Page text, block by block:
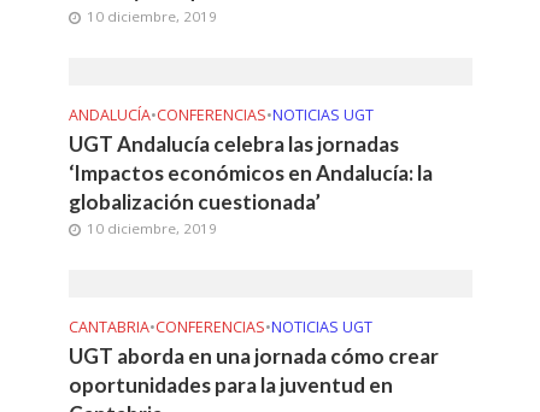
10 diciembre, 2019
ANDALUCÍA•CONFERENCIAS•NOTICIAS UGT
UGT Andalucía celebra las jornadas
‘Impactos económicos en Andalucía: la
globalización cuestionada’
10 diciembre, 2019
CANTABRIA•CONFERENCIAS•NOTICIAS UGT
UGT aborda en una jornada cómo crear
oportunidades para la juventud en